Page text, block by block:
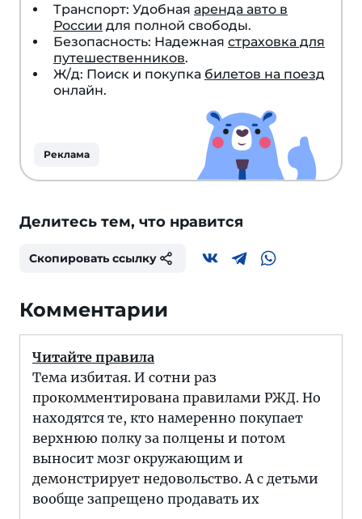
Транспорт: Удобная аренда авто в
России для полной свободы.
Безопасность: Надежная страховка для
путешественников.
Ж/д: Поиск и покупка билетов на поезд
онлайн.
Реклама
Делитесь тем, что нравится
Скопировать ссылку
Комментарии
Читайте правила
Тема избитая. И сотни раз
прокомментирована правилами РЖД. Но
находятся те, кто намеренно покупает
верхнюю полку за полцены и потом
выносит мозг окружающим и
демонстрирует недовольство. А с детьми
вообще запрещено продавать их